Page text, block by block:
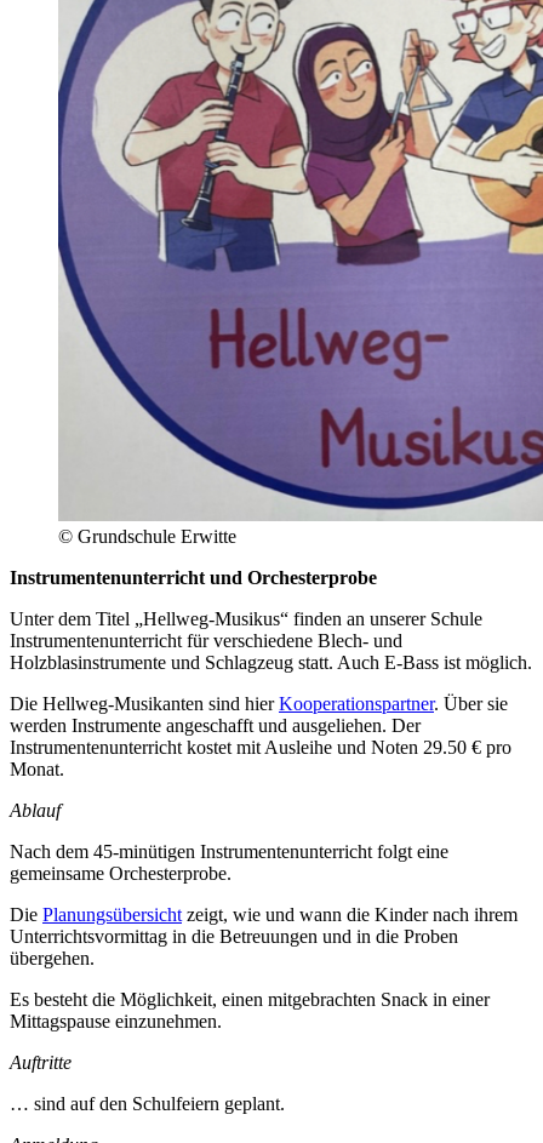
© Grundschule Erwitte
Instrumentenunterricht und Orchesterprobe
Unter dem Titel „Hellweg-Musikus“ finden an unserer Schule
Instrumentenunterricht für verschiedene Blech- und
Holzblasinstrumente und Schlagzeug statt. Auch E-Bass ist möglich.
Die Hellweg-Musikanten sind hierKooperationspartner. Über sie
werden Instrumente angeschafft und ausgeliehen. Der
Instrumentenunterricht kostet mit Ausleihe und Noten 29.50 € pro
Monat.
Ablauf
Nach dem 45-minütigen Instrumentenunterricht folgt eine
gemeinsame Orchesterprobe.
Die Planungsübersicht zeigt, wie und wann die Kinder nach ihrem
Unterrichtsvormittag in die Betreuungen und in die Proben
übergehen.
Es besteht die Möglichkeit, einen mitgebrachten Snack in einer
Mittagspause einzunehmen.
Auftritte
… sind auf den Schulfeiern geplant.